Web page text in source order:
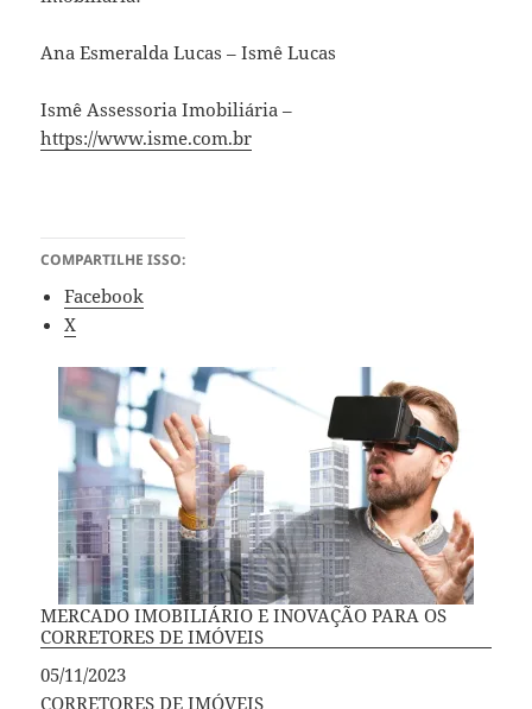
Ana Esmeralda Lucas – Ismê Lucas
Ismê Assessoria Imobiliária –
https://www.isme.com.br
COMPARTILHE ISSO:
Facebook
X
MERCADO IMOBILIÁRIO E INOVAÇÃO PARA OS
CORRETORES DE IMÓVEIS
Data
05/11/2023
Em relação a
CORRETORES DE IMÓVEIS